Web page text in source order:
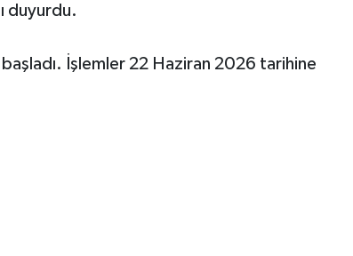
duyurdu.
İşlemler 22 Haziran 2026 tarihine